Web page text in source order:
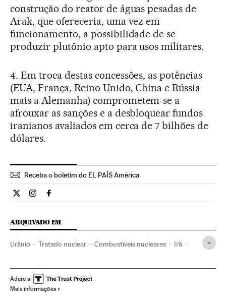
construção do reator de águas pesadas de
Arak, que ofereceria, uma vez em
funcionamento, a possibilidade de se
produzir plutônio apto para usos militares.
4. Em troca destas concessões, as potências
(EUA, França, Reino Unido, China e Rússia
mais a Alemanha) comprometem-se a
afrouxar as sanções e a desbloquear fundos
iranianos avaliados em cerca de 7 bilhões de
dólares.
Receba o boletim do EL PAÍS América
Internacional El País Brasil en Twitter
Internacional El País Brasil en Instagram
Internacional El País Brasil en Facebook
ARQUIVADO EM
Urânio Tratado nuclear Combustíveis nucleares Irã
Estados Unidos Oriente médio
Combustíveis
Adere a
Mais informações